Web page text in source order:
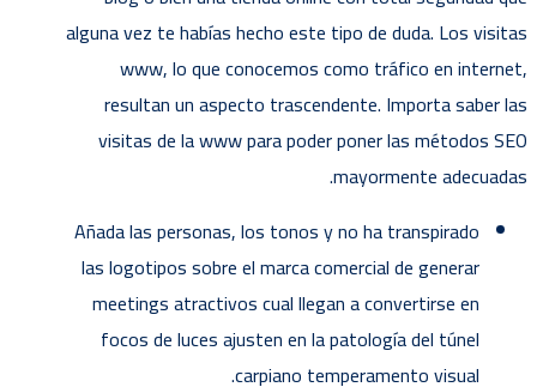
alguna vez te habías hecho este tipo de duda. Los visitas
www, lo que conocemos como tráfico en internet,
resultan un aspecto trascendente. Importa saber las
visitas de la www para poder poner las métodos SEO
mayormente adecuadas.
Añada las personas, los tonos y no ha transpirado
las logotipos sobre el marca comercial de generar
meetings atractivos cual llegan a convertirse en
focos de luces ajusten en la patologí­a del túnel
carpiano temperamento visual.